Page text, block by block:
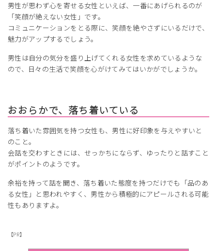
男性が思わず心を寄せる女性といえば、一番にあげられるのが
「笑顔が絶えない女性」です。
コミュニケーションをとる際に、笑顔を絶やさずにいるだけで、
魅力がアップするでしょう。
男性は自分の気分を盛り上げてくれる女性を求めているような
ので、日々の生活で笑顔を心がけてみてはいかがでしょうか。
おおらかで、落ち着いている
落ち着いた雰囲気を持つ女性も、男性に好印象を与えやすいと
のこと。
会話を交わすときには、せっかちにならず、ゆったりと話すこと
がポイントのようです。
余裕を持って話を聞き、落ち着いた態度を持つだけでも「品のあ
る女性」と思われやすく、男性から積極的にアピールされる可能
性もありますよ。
【PR】